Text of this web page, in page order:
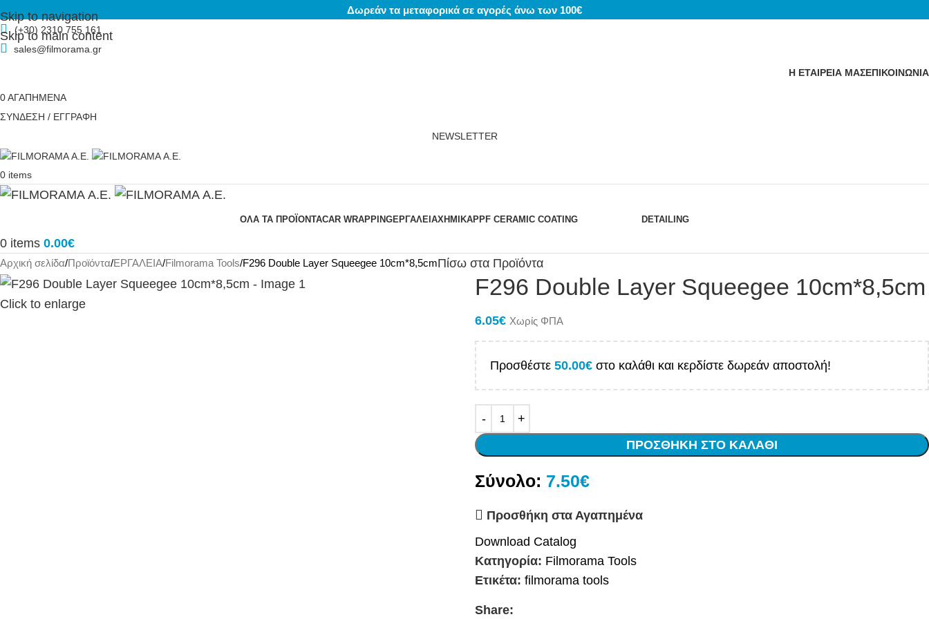
Skip to navigation
Skip to main content
Δωρεάν τα μεταφορικά σε αγορές άνω των 100€
(+30) 2310 755 161
sales@filmorama.gr
Η ΕΤΑΙΡΕΙΑ ΜΑΣΕΠΙΚΟΙΝΩΝΙΑ
0ΑΓΑΠΗΜΕΝΑ
ΣΥΝΔΕΣΗ / ΕΓΓΡΑΦΗ
NEWSLETTER
0 items
ΟΛΑ ΤΑ ΠΡΟΪΟΝΤΑCAR WRAPPINGΕΡΓΑΛΕΙΑΧΗΜΙΚΆPPF CERAMIC COATING DETAILING
0 items 0.00€
Αρχική σελίδα Προϊόντα ΕΡΓΑΛΕΙΑ Filmorama Tools F296 Double Layer Squeegee 10cm*8,5cmΠίσω στα Προϊόντα
Click to enlarge
F296 Double Layer Squeegee 10cm*8,5cm
6.05€ Χωρίς ΦΠΑ
Προσθέστε 50.00€ στο καλάθι και κερδίστε δωρεάν αποστολή!
ΠΡΟΣΘΉΚΗ ΣΤΟ ΚΑΛΆΘΙ
Σύνολο: 7.50€
Προσθήκη στα Αγαπημένα
Download Catalog
Κατηγορία: Filmorama Tools
Ετικέτα: filmorama tools
Share: